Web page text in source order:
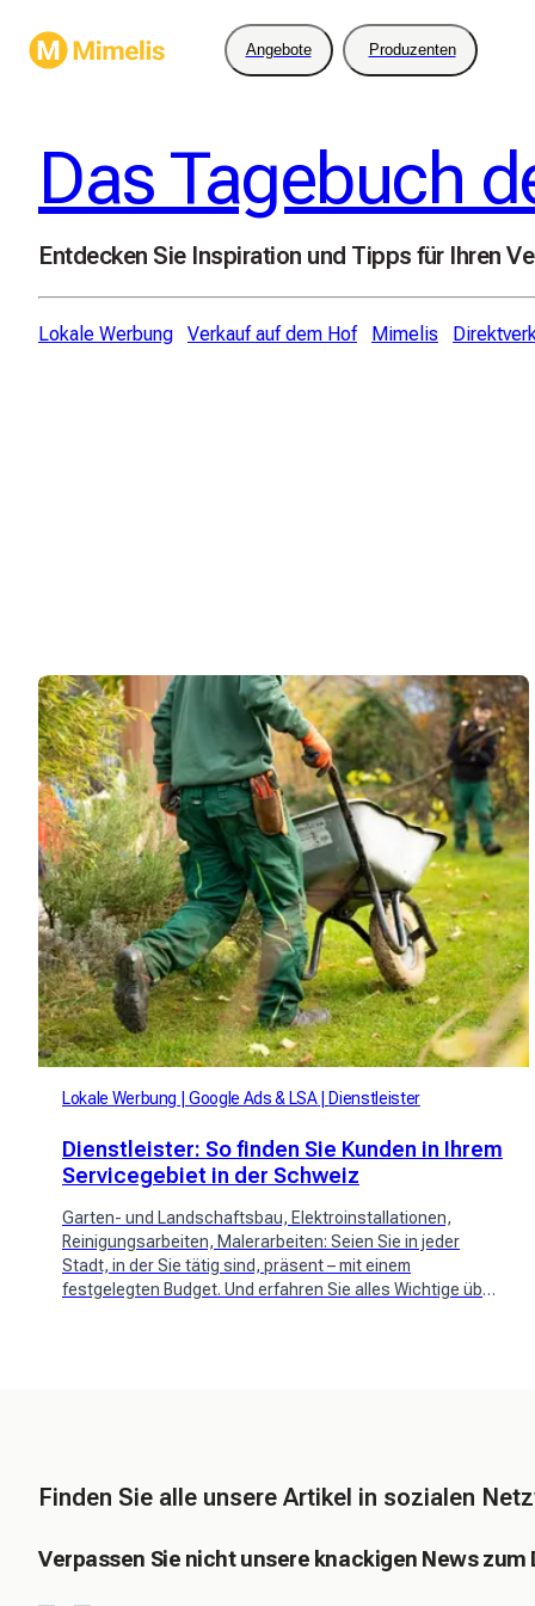
Angebote Produzenten
Das Tagebuch
Entdecken Sie Inspiration und Tipps für Ihren
Lokale Werbung Verkauf auf dem Hof Mimelis
Lokale Werbung Google Ads & LSA Dienstleister
Dienstleister: So finden Sie Kunden in Ihrem
Servicegebiet in der Schweiz
Garten- und Landschaftsbau, Elektroinstallationen,
Reinigungsarbeiten, Malerarbeiten: Seien Sie in jeder
Stadt, in der Sie tätig sind, präsent – ​​mit einem
festgelegten Budget. Und erfahren Sie alles Wichtige über
Finden Sie alle unsere Artikel in sozialen
Verpassen Sie nicht unsere knackigen News